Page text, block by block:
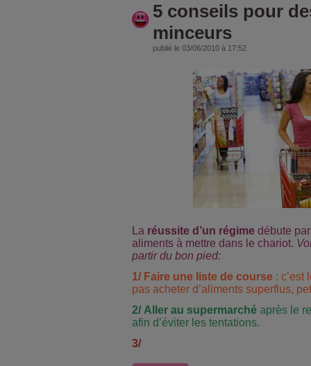
5 conseils pour
minceurs
publié le 03/06/2010 à 17:52
La réussite d’un régime débute
aliments à mettre dans le chariot.
partir du bon pied:
1/ Faire une liste de course : c’est
pas acheter d’aliments superflus,
2/ Aller au supermarché après le
afin d’éviter les tentations.
3/